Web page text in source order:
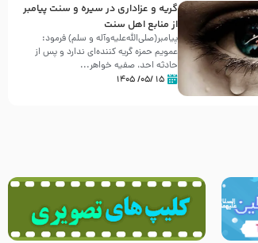
گریه و عزاداری در سیره و سنت پیامبر
از منابع اهل سنت
پیامبر(صلی‌الله‌علیه‌وآله و سلم) فرمود:
عمویم حمزه گریه کننده‌ای ندارد و پس از
حادثه احد، صفیه خواهر...
۱۵ /۰۵/ ۱۴۰۵